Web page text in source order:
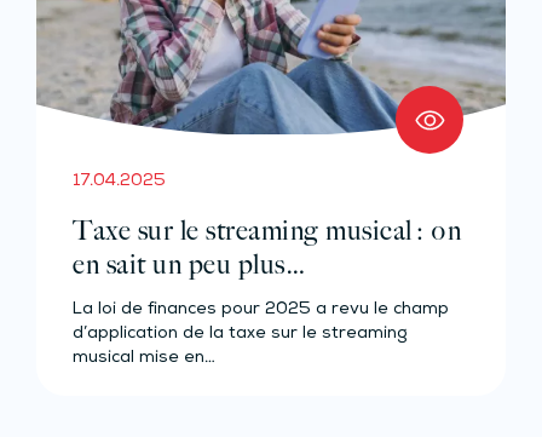
17.04.2025
Taxe sur le streaming musical : on
en sait un peu plus…
La loi de finances pour 2025 a revu le champ
d’application de la taxe sur le streaming
musical mise en…